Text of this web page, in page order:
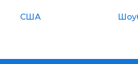
США